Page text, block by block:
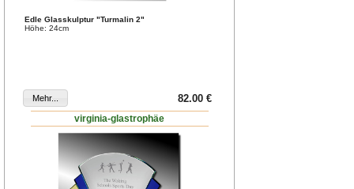
Edle Glasskulptur "Turmalin 2"
Höhe: 24cm
82.00 €
virginia-glastrophäe